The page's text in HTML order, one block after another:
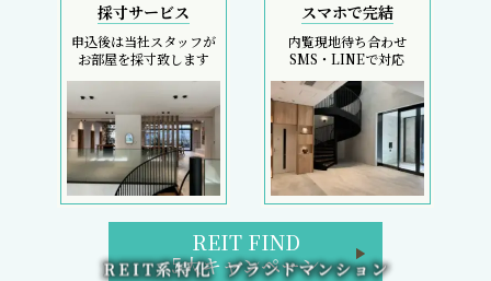
採寸サービス
申込後は当社スタッフが
お部屋を採寸致します
スマホで完結
内覧現地待ち合わせ
SMS・LINEで対応
REIT FIND
5大キャンペーン